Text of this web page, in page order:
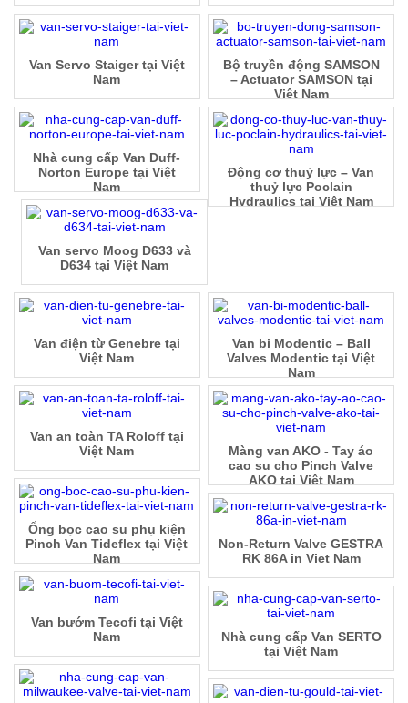
Bộ truyền động SAMSON
– Actuator SAMSON tại
Việt Nam
Van Servo Staiger tại Việt
Nam
Động cơ thuỷ lực – Van
thuỷ lực Poclain
Hydraulics tại Việt Nam
Nhà cung cấp Van Duff-
Norton Europe tại Việt
Nam
Van servo Moog D633 và
D634 tại Việt Nam
Van điện từ Genebre tại
Việt Nam
Van bi Modentic – Ball
Valves Modentic tại Việt
Nam
Van an toàn TA Roloff tại
Việt Nam
Màng van AKO - Tay áo
cao su cho Pinch Valve
AKO tại Việt Nam
Ống bọc cao su phụ kiện
Pinch Van Tideflex tại Việt
Nam
Non-Return Valve GESTRA
RK 86A in Viet Nam
Van bướm Tecofi tại Việt
Nam
Nhà cung cấp Van SERTO
tại Việt Nam